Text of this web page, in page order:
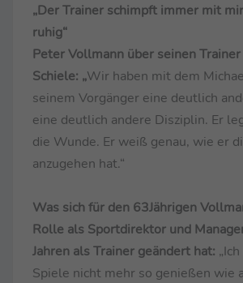
„Der Trainer schimpft immer mit
ruhig“
Peter Vollmann über seinen
Schiele: „Wir haben mit dem
seinem Vorgänger eine deutlich
eine deutlich andere Disziplin. Er
die Wunde. Er weiß genau, wie er
anzugehen hat.“
Was sich für den 63Jährigen
Rolle als Sportdirektor und
Jahren als Trainer geändert hat:
Spiele nicht mehr so genießen wie